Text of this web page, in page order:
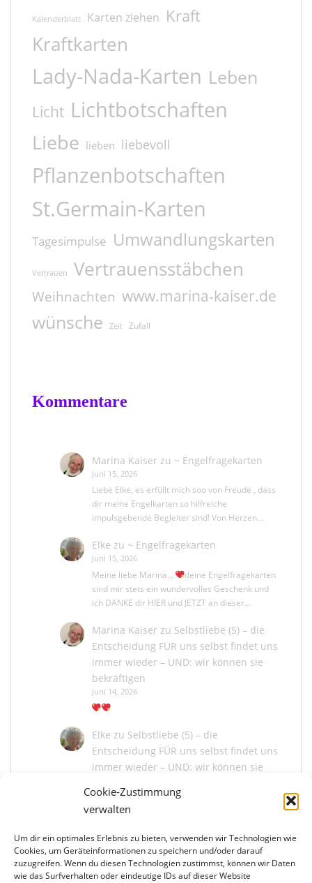
Cookie-Zustimmung
verwalten
Um dir ein optimales Erlebnis zu bieten, verwenden wir Technologien wie
Cookies, um Geräteinformationen zu speichern und/oder darauf
zuzugreifen. Wenn du diesen Technologien zustimmst, können wir Daten
wie das Surfverhalten oder eindeutige IDs auf dieser Website
Kalenderblatt Karten ziehen Kraft
Kraftkarten
Lady-Nada-Karten Leben
Licht Lichtbotschaften
Liebe lieben liebevoll
Pflanzenbotschaften
St.Germain-Karten
Tagesimpulse Umwandlungskarten
Vertrauen Vertrauensstäbchen
Weihnachten www.marina-kaiser.de
wünsche Zeit Zufall
Kommentare
Marina Kaiserzu ~ Engelfragekarten
Juni 15, 2026
Liebe Elke, es erfüllt mich soo von Freude , dass
dir meine Engelkarten so hilfreiche
impulsgebende Begleiter sind! Von Herzen…
Elke zu ~ Engelfragekarten
Juni 15, 2026
Meine liebe Marina...
deine Engelfragekarten
sind mir stets ein wundervolles Geschenk und
ich DANKE dir HIER und JETZT an dieser…
Marina Kaiserzu Selbstliebe (5) – die
Entscheidung FÜR uns selbst findet uns
immer wieder – UND: wir können sie
bekräftigen
Juni 14, 2026
Elke zu Selbstliebe (5) – die
Entscheidung FÜR uns selbst findet uns
immer wieder – UND: wir können sie
Juni 13, 2026
Marina KaiserzuSelbstliebe (5) – die
Entscheidung FÜR uns selbst findet uns
immer wieder – UND: wir können sie